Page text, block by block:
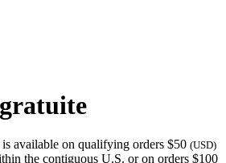
is available on qualifying orders $50 (USD)
the contiguous U.S. or on orders $100